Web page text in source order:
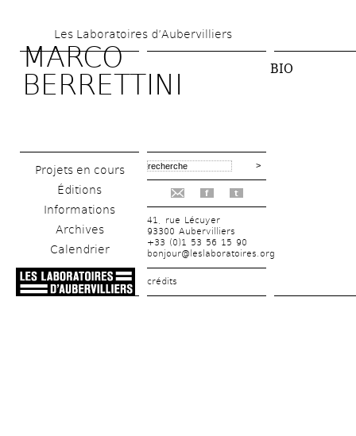
au
contenu
principal
Les Laboratoires d’Aubervilliers
MARCO
BERRETTINI
Projets en cours
Éditions
Informations
Archives
Calendrier
f t
41, rue Lécuyer
93300 Aubervilliers
+33 (0)1 53 56 15 90
bonjour@leslaboratoires.org
crédits
BIO